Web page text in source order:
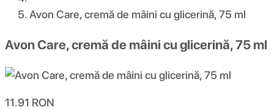
Avon Care, cremă de mâini cu glicerină, 75 ml
Avon Care, cremă de mâini cu glicerină, 75 ml
11.91 RON